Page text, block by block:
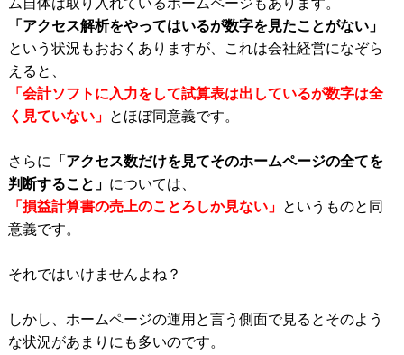
ム自体は取り入れているホームページもあります。
「アクセス解析をやってはいるが数字を見たことがない」
という状況もおおくありますが、これは会社経営になぞら
えると、
「会計ソフトに入力をして試算表は出しているが数字は全
く見ていない」 とほぼ同意義です。
さらに
「アクセス数だけを見てそのホームページの全てを
判断すること」 については、
「損益計算書の売上のことろしか見ない」 というものと同
意義です。
それではいけませんよね？
しかし、ホームページの運用と言う側面で見るとそのよう
な状況があまりにも多いのです。